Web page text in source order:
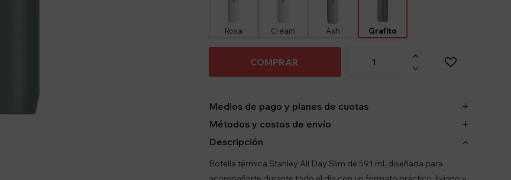
Rosa Cream Ash Grafito
COMPRAR


Medios de pago y planes de cuotas
Métodos y costos de envío
Descripción
Botella térmica Stanley All Day Slim de 591 ml, diseñada para